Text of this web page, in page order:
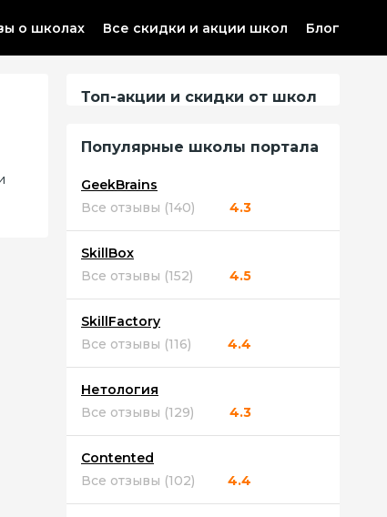
о школах Все скидки и акции школ Блог
Топ-акции и скидки от школ
Популярные школы портала
GeekBrains
Все отзывы (140)
4.3
SkillBox
Все отзывы (152)
4.5
SkillFactory
Все отзывы (116)
4.4
Нетология
Все отзывы (129)
4.3
Contented
Все отзывы (102)
4.4